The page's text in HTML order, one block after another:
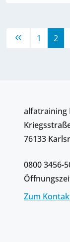
1 2
alfatraining
76133
0800 3456-
Zum